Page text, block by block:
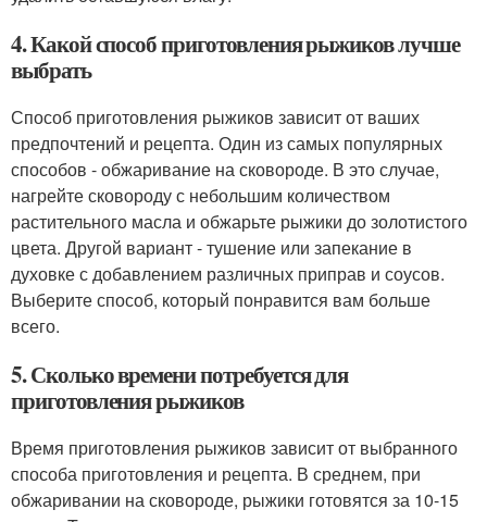
4. Какой способ приготовления рыжиков лучше
выбрать
Способ приготовления рыжиков зависит от ваших
предпочтений и рецепта. Один из самых популярных
способов - обжаривание на сковороде. В это случае,
нагрейте сковороду с небольшим количеством
растительного масла и обжарьте рыжики до золотистого
цвета. Другой вариант - тушение или запекание в
духовке с добавлением различных приправ и соусов.
Выберите способ, который понравится вам больше
всего.
5. Сколько времени потребуется для
приготовления рыжиков
Время приготовления рыжиков зависит от выбранного
способа приготовления и рецепта. В среднем, при
обжаривании на сковороде, рыжики готовятся за 10-15